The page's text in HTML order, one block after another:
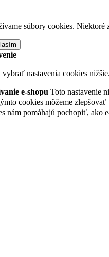
súbory cookies.
nastavenia cookies
e-shopu Toto nastavenie
cookies môžeme
nám pomáhajú pochopiť, ako